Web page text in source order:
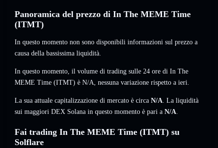
Panoramica del prezzo di In The MEME Time
(ITMT)
In questo momento non sono disponibili informazioni sul prezzo a
causa della bassissima liquidità.
In questo momento, il volume di trading sulle 24 ore di In The
MEME Time (ITMT) è N/A, nessuna variazione rispetto a ieri.
La sua attuale capitalizzazione di mercato è circa N/A. La liquidità
sui maggiori DEX Solana in questo momento è pari a N/A.
Fai trading In The MEME Time (ITMT) su
Solflare